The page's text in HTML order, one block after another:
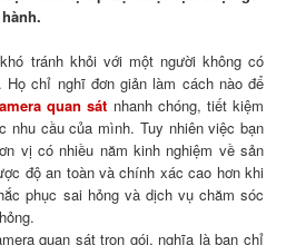
tránh khỏi với một người không có
Họ chỉ nghĩ đơn giản làm cách nào để
quan sát nhanh chóng, tiết kiệm
nhu cầu của mình. Tuy nhiên việc bạn
vị có nhiều năm kinh nghiệm về sản
độ an toàn và chính xác cao hơn khi
phục sai hỏng và dịch vụ chăm sóc
quan sát trọn gói. nghĩa là bạn chỉ